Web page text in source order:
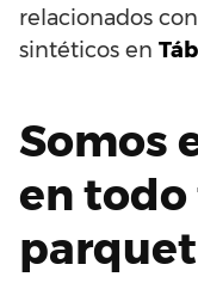
relacionados
sintéticos en
Somos
en